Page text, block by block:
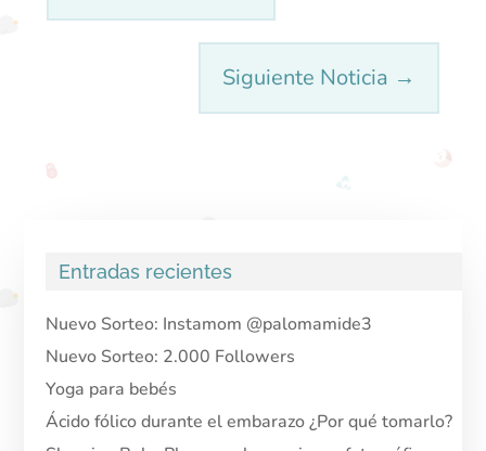
Siguiente Noticia →
Entradas recientes
Nuevo Sorteo: Instamom @palomamide3
Nuevo Sorteo: 2.000 Followers
Yoga para bebés
Ácido fólico durante el embarazo ¿Por qué tomarlo?